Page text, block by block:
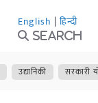
English | हिन्दी
Search
उद्यानिकी सरकारी